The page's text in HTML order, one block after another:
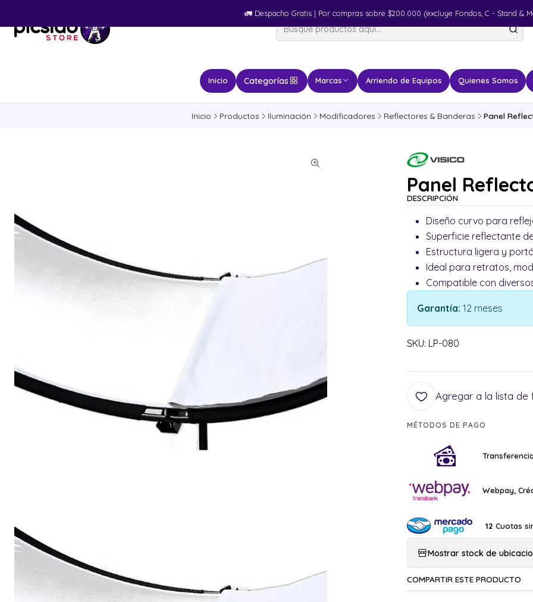
Inicio Categorías Marcas Arriendo de Equipos Quienes Somos
🚛​ Despacho Gratis | Por compras sobre $200.000 (excluye Fondos, C - Stand &
Inicio Productos Iluminación Modificadores Reflectores & Banderas Panel
Panel
DESCRIPCIÓN
Diseño curvo para
Superficie reflectante
Estructura ligera y
Ideal para retratos,
Compatible con
Garantía: 12 meses
SKU: LP-080
Agregar a la lista de
MÉTODOS DE PAGO
Webpay,
12 Cuotas
Mostrar stock de
COMPARTIR ESTE PRODUCTO